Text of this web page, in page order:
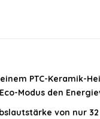
PTC-Keramik-
Modus den
von nur